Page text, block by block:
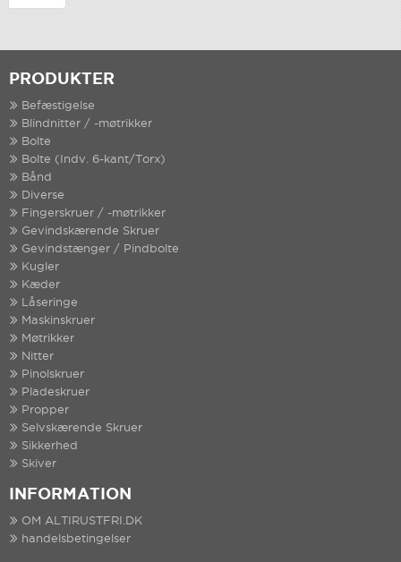
PRODUKTER
Befæstigelse
Blindnitter / -møtrikker
Bolte
Bolte (Indv. 6-kant/Torx)
Bånd
Diverse
Fingerskruer / -møtrikker
Gevindskærende Skruer
Gevindstænger / Pindbolte
Kugler
Kæder
Låseringe
Maskinskruer
Møtrikker
Nitter
Pinolskruer
Pladeskruer
Propper
Selvskærende Skruer
Sikkerhed
Skiver
INFORMATION
OM ALTIRUSTFRI.DK
handelsbetingelser